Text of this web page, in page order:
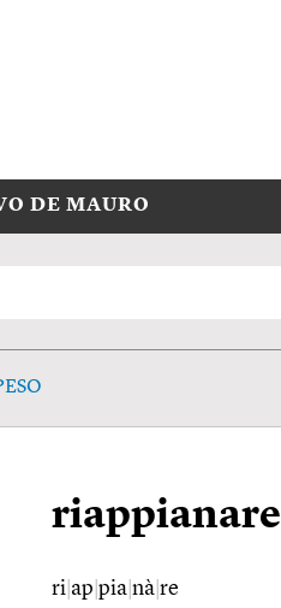
DE MAURO
riappianare
ri ap pia nà re